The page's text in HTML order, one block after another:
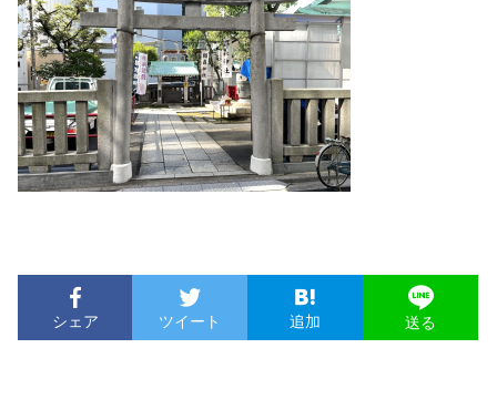
シェア ツイート 追加 送る